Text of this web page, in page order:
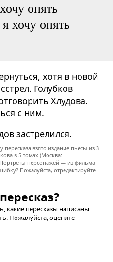
опять
хочу опять
хотя в новой
Голубков
Хлудова.
с ним.
застрелился.
пересказа взято издание пьесы из 3-
в 5 томах (Москва:
Портреты персонажей — из фильма
Пожалуйста, отредактируйте
какие пересказы написаны
Пожалуйста, оцените